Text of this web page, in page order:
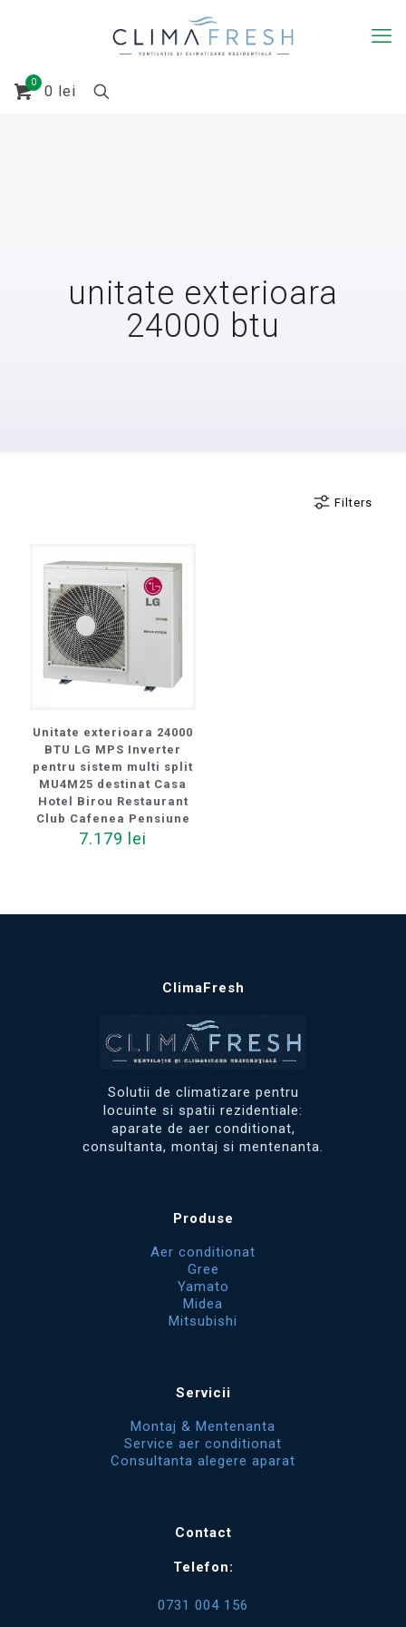
0
0 lei
unitate exterioara
24000 btu
Filters
Unitate exterioara 24000
BTU LG MPS Inverter
pentru sistem multi split
MU4M25 destinat Casa
Hotel Birou Restaurant
Club Cafenea Pensiune
7.179 lei
ClimaFresh
Solutii de climatizare pentru
locuinte si spatii rezidentiale:
aparate de aer conditionat,
consultanta, montaj si mentenanta.
Produse
Aer conditionat
Gree
Yamato
Midea
Mitsubishi
Servicii
Montaj & Mentenanta
Service aer conditionat
Consultanta alegere aparat
Contact
Telefon:
0731 004 156